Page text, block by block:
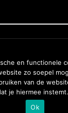
en functionele
zo soepel
van de
je hiermee instemt.
Ok